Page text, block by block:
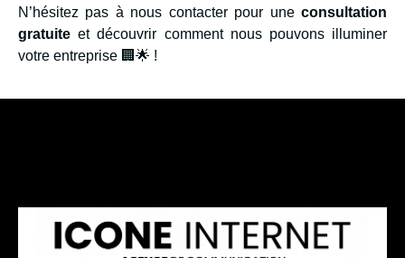
N’hésitez pas à nous contacter pour une consultation
gratuite et découvrir comment nous pouvons illuminer
votre entreprise 🏢🌟 !